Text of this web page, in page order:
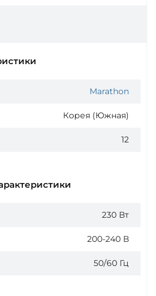
Marathon
Корея (Южная)
12
230 Вт
200-240 В
50/60 Гц